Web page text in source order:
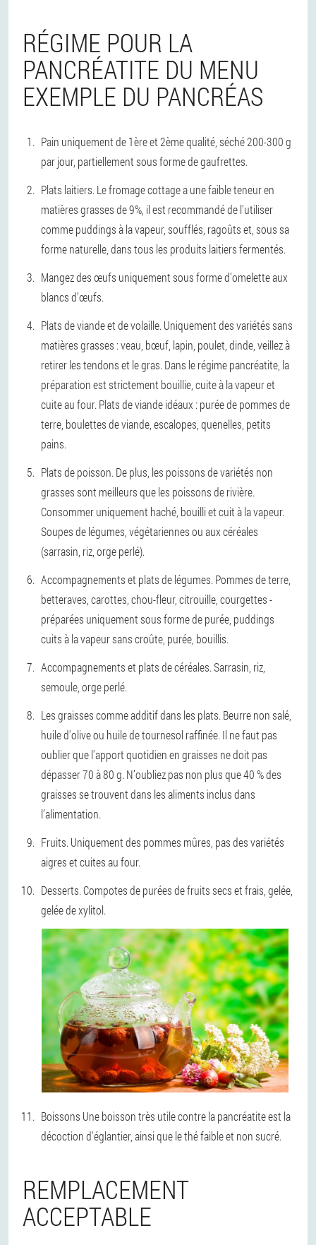
RÉGIME POUR LA
PANCRÉATITE DU MENU
EXEMPLE DU PANCRÉAS
Pain uniquement de 1ère et 2ème qualité, séché 200-300 g
par jour, partiellement sous forme de gaufrettes.
Plats laitiers. Le fromage cottage a une faible teneur en
matières grasses de 9%, il est recommandé de l'utiliser
comme puddings à la vapeur, soufflés, ragoûts et, sous sa
forme naturelle, dans tous les produits laitiers fermentés.
Mangez des œufs uniquement sous forme d’omelette aux
blancs d’œufs.
Plats de viande et de volaille. Uniquement des variétés sans
matières grasses : veau, bœuf, lapin, poulet, dinde, veillez à
retirer les tendons et le gras. Dans le régime pancréatite, la
préparation est strictement bouillie, cuite à la vapeur et
cuite au four. Plats de viande idéaux : purée de pommes de
terre, boulettes de viande, escalopes, quenelles, petits
pains.
Plats de poisson. De plus, les poissons de variétés non
grasses sont meilleurs que les poissons de rivière.
Consommer uniquement haché, bouilli et cuit à la vapeur.
Soupes de légumes, végétariennes ou aux céréales
(sarrasin, riz, orge perlé).
Accompagnements et plats de légumes. Pommes de terre,
betteraves, carottes, chou-fleur, citrouille, courgettes -
préparées uniquement sous forme de purée, puddings
cuits à la vapeur sans croûte, purée, bouillis.
Accompagnements et plats de céréales. Sarrasin, riz,
semoule, orge perlé.
Les graisses comme additif dans les plats. Beurre non salé,
huile d'olive ou huile de tournesol raffinée. Il ne faut pas
oublier que l'apport quotidien en graisses ne doit pas
dépasser 70 à 80 g. N’oubliez pas non plus que 40 % des
graisses se trouvent dans les aliments inclus dans
l’alimentation.
Fruits. Uniquement des pommes mûres, pas des variétés
aigres et cuites au four.
Desserts. Compotes de purées de fruits secs et frais, gelée,
gelée de xylitol.
Boissons Une boisson très utile contre la pancréatite est la
décoction d'églantier, ainsi que le thé faible et non sucré.
REMPLACEMENT
ACCEPTABLE